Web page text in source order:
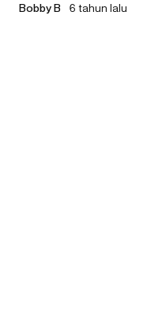
Bobby B 6 tahun lalu